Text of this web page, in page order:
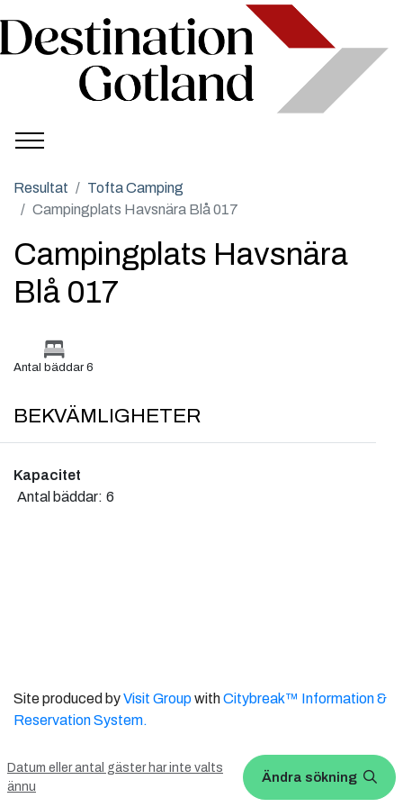
Resultat
Tofta Camping
Campingplats Havsnära Blå 017
Campingplats Havsnära
Blå 017
Antal bäddar 6
BEKVÄMLIGHETER
Kapacitet
Antal bäddar: 6
Datum eller antal gäster har inte valts
ännu
Ändra sökning
Site produced byVisit GroupwithCitybreak™ Information &
Reservation System.
WEBX CMS